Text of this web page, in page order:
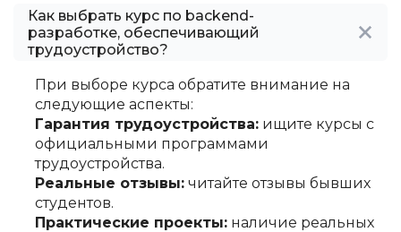
Как выбрать курс по backend-
разработке, обеспечивающий
трудоустройство?
При выборе курса обратите внимание на
следующие аспекты:
Гарантия трудоустройства: ищите курсы с
официальными программами
трудоустройства.
Реальные отзывы: читайте отзывы бывших
студентов.
Практические проекты: наличие реальных